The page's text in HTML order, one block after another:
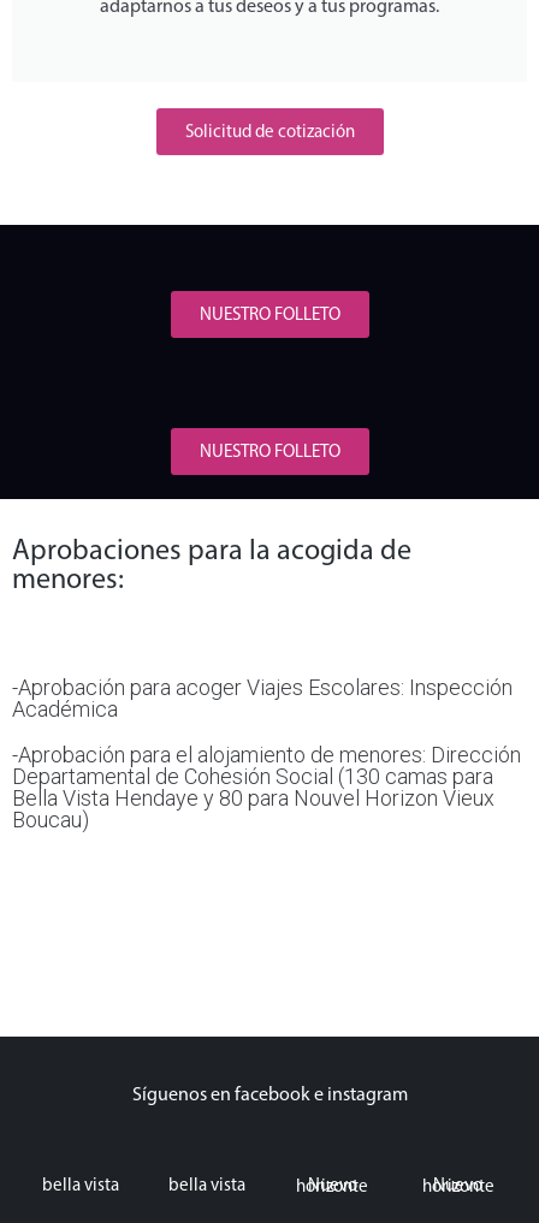
adaptarnos a tus deseos y a tus programas.
Solicitud de cotización
NUESTRO FOLLETO
NUESTRO FOLLETO
Aprobaciones para la acogida de
menores:
-Aprobación para acoger Viajes Escolares: Inspección
Académica
-Aprobación para el alojamiento de menores: Dirección
Departamental de Cohesión Social (130 camas para
Bella Vista Hendaye y 80 para Nouvel Horizon Vieux
Boucau)
Síguenos en facebook e instagram
bella vista bella vista Nuevo horizonte Nuevo horizonte